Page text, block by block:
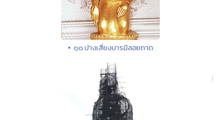
• ๑๐.ปางเสี่ยงบารมีลอยถาด